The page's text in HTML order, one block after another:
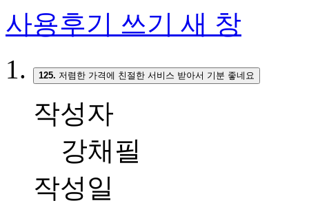
사용후기 쓰기 새 창
125. 저렴한 가격에 친절한 서비스 받아서 기분 좋네요
작성자
강채필
작성일